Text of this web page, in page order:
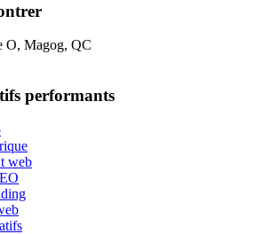
O, Magog, QC
performants
web